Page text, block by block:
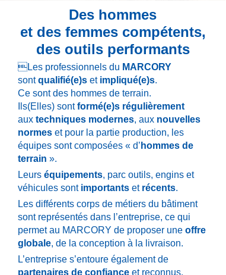
Des hommes
et des femmes compétents,
des outils performants
Les professionnels du MARCORY
sontqualifié(e)s et impliqué(e)s.
Ce sont des hommes de terrain.
Ils(Elles) sontformé(e)s régulièrement
aux techniques modernes, aux nouvelles
normes et pour la partie production, les
équipes sont composées « d’ hommes de
terrain ».
Leurs équipements, parc outils, engins et
véhicules sontimportants et récents.
Les différents corps de métiers du bâtiment
sont représentés dans l’entreprise, ce qui
permet au MARCORY de proposer une offre
globale, de la conception à la livraison.
L’entreprise s’entoure également de
partenaires de confiance et reconnus.